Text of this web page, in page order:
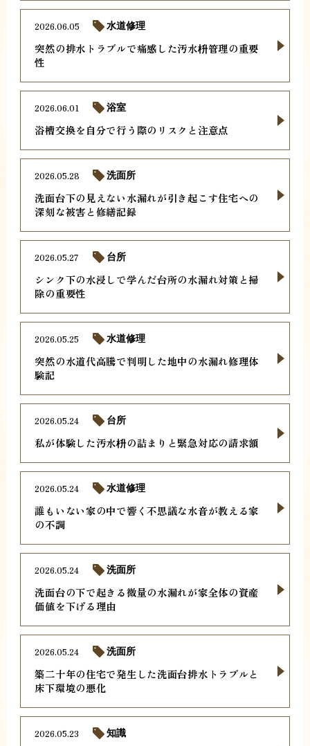
突然の排水トラブルで痛感した汚水枡管理の重要
性
2026.06.05 水道修理
浴槽交換を自分で行う際のリスクと注意点
2026.06.01 浴室
洗面台下の見えない水漏れが引き起こす住宅への
深刻な被害と修繕記録
2026.05.28 洗面所
シンク下の水浸しで学んだ台所の水漏れ対策と掃
除の重要性
2026.05.27 台所
突然の水道代高騰で判明した地中の水漏れ修理体
験記
2026.05.25 水道修理
私が体験した汚水枡の詰まりと緊急対応の請求額
2026.05.24 台所
誰もいない家の中で響く不思議な水音が教える家
の不調
2026.05.24 水道修理
洗面台の下で起きる微量の水漏れが家全体の資産
価値を下げる理由
2026.05.24 洗面所
築二十年の住宅で発生した洗面台排水トラブルと
床下環境の悪化
2026.05.24 洗面所
2026.05.23 知識